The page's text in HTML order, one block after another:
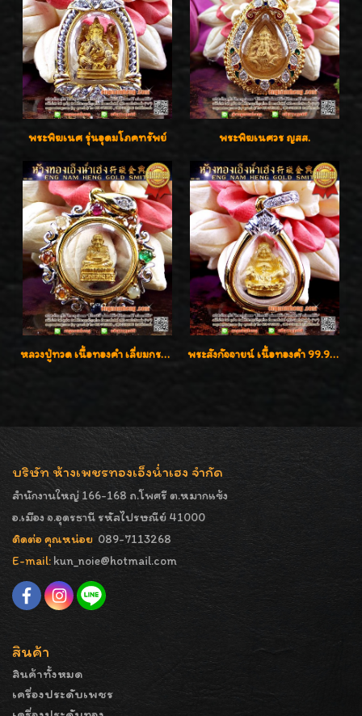
พระพิฆเนศ รุ่นอุดมโภคทรัพย์ พระพิฆเนศวร ญสส.
หลวงปู่ทวด เนื้อทองคำ เลี่ยมกรอบทองคำประดับเพชรแท้และพลอยนพเก้า น่ารักมากๆค่ะ พระสังกัจจายน์ เนื้อทองคำ 99.99%
บริษัท ห้างเพชรทองเอ็งน่ำเฮง จำกัด
สำนักงานใหญ่ 166-168 ถ.โพศรี ต.หมากแข้ง
อ.เมือง จ.อุดรธานี รหัสไปรษณีย์ 41000
ติดต่อ คุณหน่อย 089-7113268
E-mail: kun_noie@hotmail.com
สินค้า
สินค้าทั้งหมด
เครื่องประดับเพชร